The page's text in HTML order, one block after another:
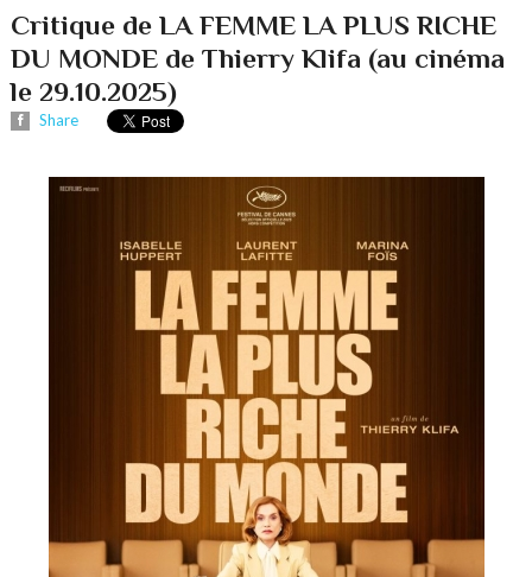
Critique de LA FEMME LA PLUS RICHE
DU MONDE de Thierry Klifa (au cinéma
le 29.10.2025)
Share